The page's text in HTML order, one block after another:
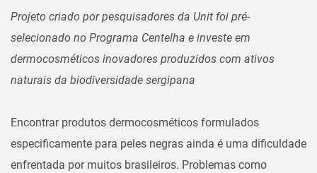
Projeto criado por pesquisadores da Unit foi pré-
selecionado no Programa Centelha e investe em
dermocosméticos inovadores produzidos com ativos
naturais da biodiversidade sergipana
Encontrar produtos dermocosméticos formulados
especificamente para peles negras ainda é uma dificuldade
enfrentada por muitos brasileiros. Problemas como